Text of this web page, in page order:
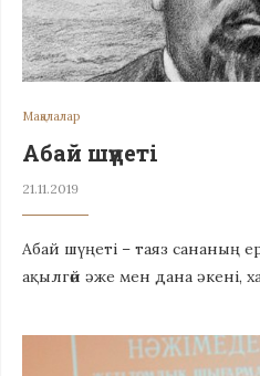
Мақалалар
Абай шүңеті
21.11.2019
Абай шүңеті – таяз сананың
ақылгөй әже мен дана әкені,